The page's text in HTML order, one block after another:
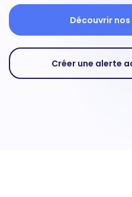
Découvrir
Créer une alerte